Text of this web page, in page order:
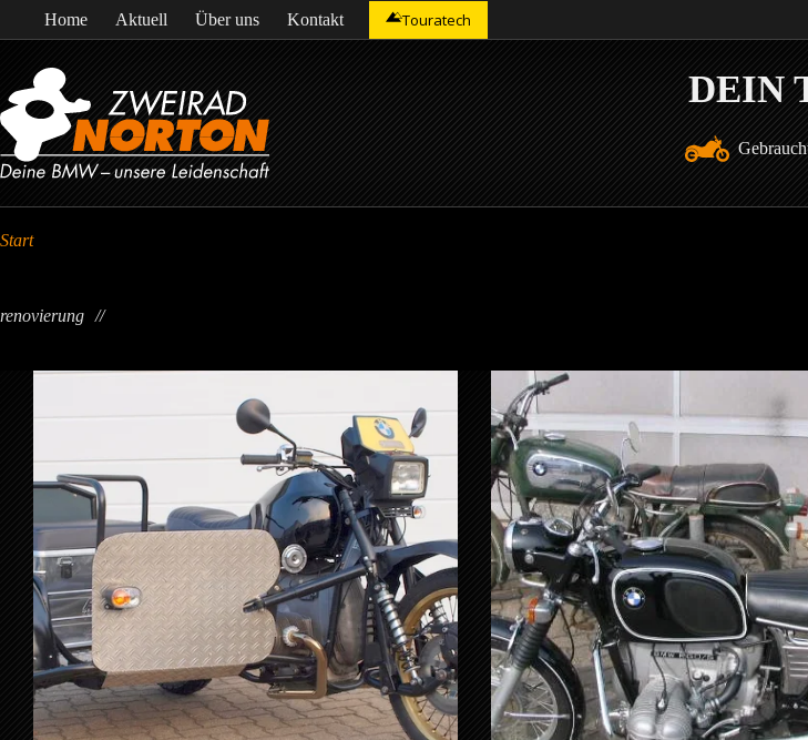
Home Aktuell Über uns Kontakt Touratech
Start
renovierung